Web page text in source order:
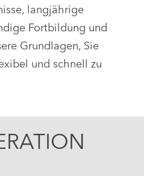
langjährige
Fortbildung und
Grundlagen, Sie
und schnell zu